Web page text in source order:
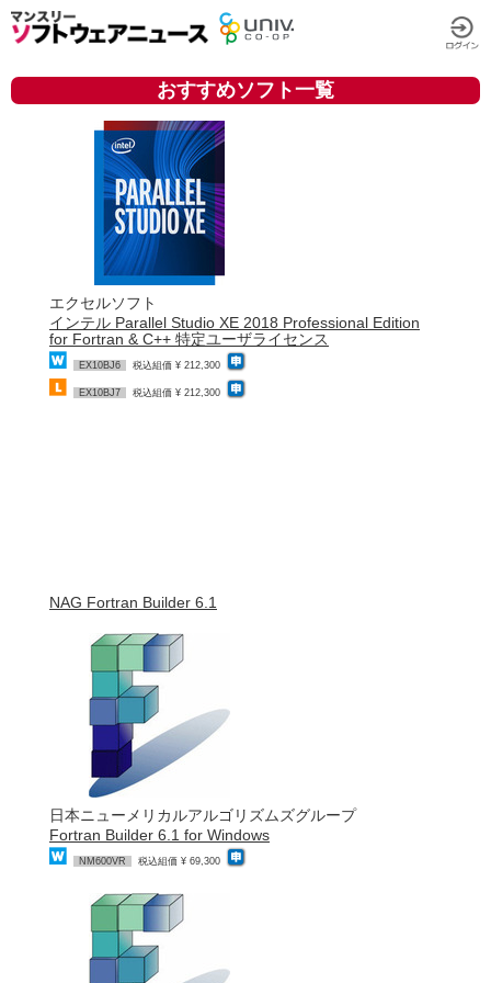
おすすめソフト一覧
エクセルソフト
インテル Parallel Studio XE 2018 Professional Edition
for Fortran & C++ 特定ユーザライセンス
EX10BJ6 税込組価 ¥ 212,300
EX10BJ7 税込組価 ¥ 212,300
NAG Fortran Builder 6.1
日本ニューメリカルアルゴリズムズグループ
Fortran Builder 6.1 for Windows
NM600VR 税込組価 ¥ 69,300